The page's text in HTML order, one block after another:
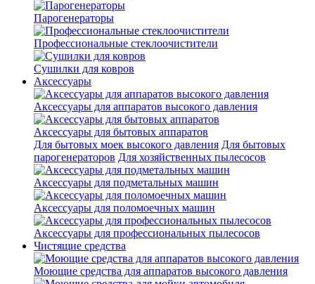
Парогенераторы
Профессиональные стеклоочистители
Сушилки для ковров
Аксессуары
Аксессуары для аппаратов высокого давления
Аксессуары для бытовых аппаратов
Для бытовых моек высокого давления Для бытовых
парогенераторов Для хозяйственных пылесосов
Аксессуары для подметальных машин
Аксессуары для поломоечных машин
Аксессуары для профессиональных пылесосов
Чистящие средства
Моющие средства для аппаратов высокого давления